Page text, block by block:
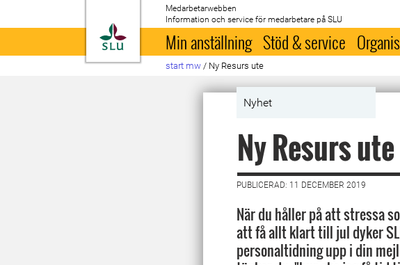
Till startsida
Medarbetarwebben
Information och service för medarbetare på SLU
Min anställning Stöd & service
start mw / Ny Resurs ute
Nyhet
Ny Resurs ute
PUBLICERAD: 11 DECEMBER 2019
När du håller på att stressa
att få allt klart till jul dyker
personaltidning upp i din